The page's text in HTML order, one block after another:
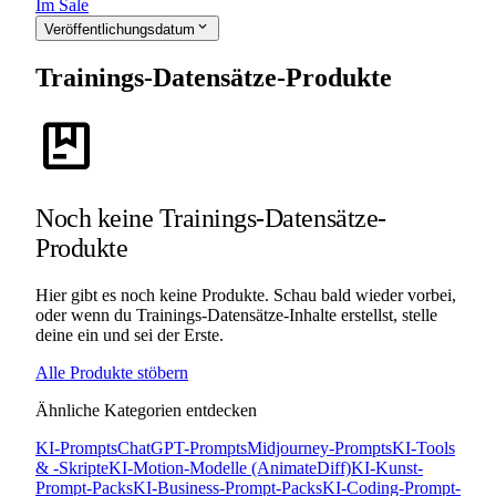
Im Sale
Veröffentlichungsdatum expand_more
Trainings-Datensätze-Produkte
package
Noch keine Trainings-Datensätze-
Produkte
Hier gibt es noch keine Produkte. Schau bald wieder vorbei,
oder wenn du Trainings-Datensätze-Inhalte erstellst, stelle
deine ein und sei der Erste.
Alle Produkte stöbern
Ähnliche Kategorien entdecken
KI-PromptsChatGPT-PromptsMidjourney-PromptsKI-Tools
& -SkripteKI-Motion-Modelle (AnimateDiff)KI-Kunst-
Prompt-PacksKI-Business-Prompt-PacksKI-Coding-Prompt-